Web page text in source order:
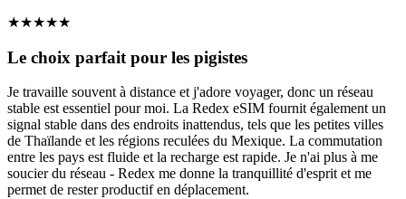
★★★★★
Le choix parfait pour les pigistes
Je travaille souvent à distance et j'adore voyager, donc un réseau
stable est essentiel pour moi. La Redex eSIM fournit également un
signal stable dans des endroits inattendus, tels que les petites villes
de Thaïlande et les régions reculées du Mexique. La commutation
entre les pays est fluide et la recharge est rapide. Je n'ai plus à me
soucier du réseau - Redex me donne la tranquillité d'esprit et me
permet de rester productif en déplacement.